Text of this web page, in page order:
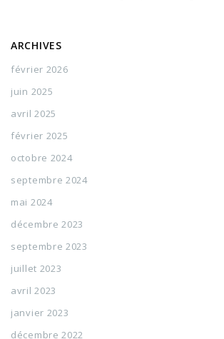
ARCHIVES
février 2026
juin 2025
avril 2025
février 2025
octobre 2024
septembre 2024
mai 2024
décembre 2023
septembre 2023
juillet 2023
avril 2023
janvier 2023
décembre 2022